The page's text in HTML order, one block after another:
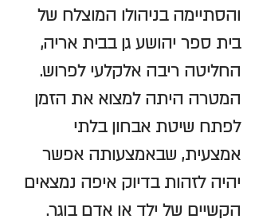
והסתיימה בניהולו המוצלח של
בית ספר יהושע גן בבית אריה,
החליטה ריבה אלקלעי לפרוש.
המטרה היתה למצוא את הזמן
לפתח שיטת אבחון בלתי
אמצעית, שבאמצעותה אפשר
יהיה לזהות בדיוק איפה נמצאים
הקשיים של ילד או אדם בוגר.